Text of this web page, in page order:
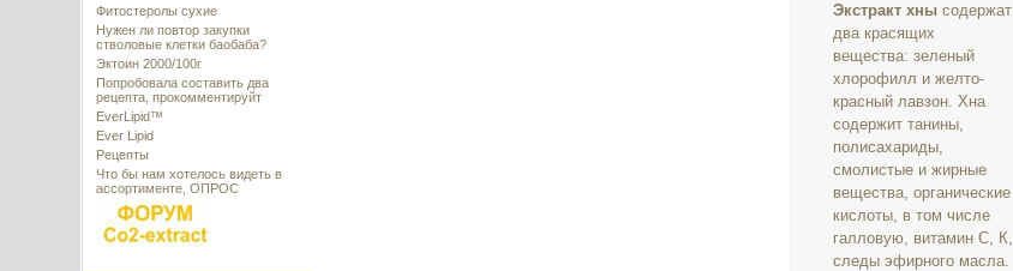
Фитостеролы сухие
Нужен ли повтор закупки
стволовые клетки баобаба?
Эктоин 2000/100г
Попробовала составить два
рецепта, прокомментируйт
EverLipid™
Ever Lipid
Рецепты
Что бы нам хотелось видеть в
ассортименте, ОПРОС
Экстракт хнысодержат
два красящих
вещества: зеленый
хлорофилл и желто-
красный лавзон. Хна
содержит танины,
полисахариды,
смолистые и жирные
вещества, органические
кислоты, в том числе
галловую, витамин С, К,
следы эфирного масла.